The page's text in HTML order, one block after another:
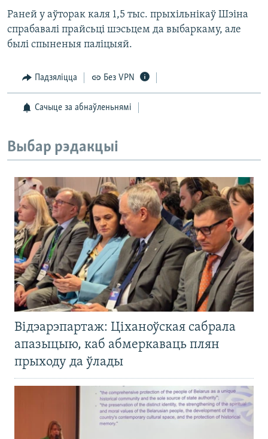
Раней у аўторак каля 1,5 тыс. прыхільнікаў Шэіна
спрабавалі прайсьці шэсьцем да выбаркаму, але
былі спыненыя паліцыяй.
Падзяліцца Без VPN
Сачыце за абнаўленьнямі
Выбар рэдакцыі
Відэарэпартаж: Ціханоўская сабрала
апазыцыю, каб абмеркаваць плян
прыходу да ўлады